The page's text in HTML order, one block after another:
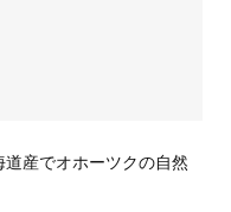
道産でオホーツクの自然